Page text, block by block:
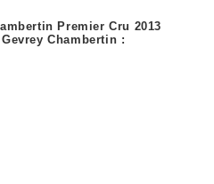
Premier Cru 2013
Chambertin :